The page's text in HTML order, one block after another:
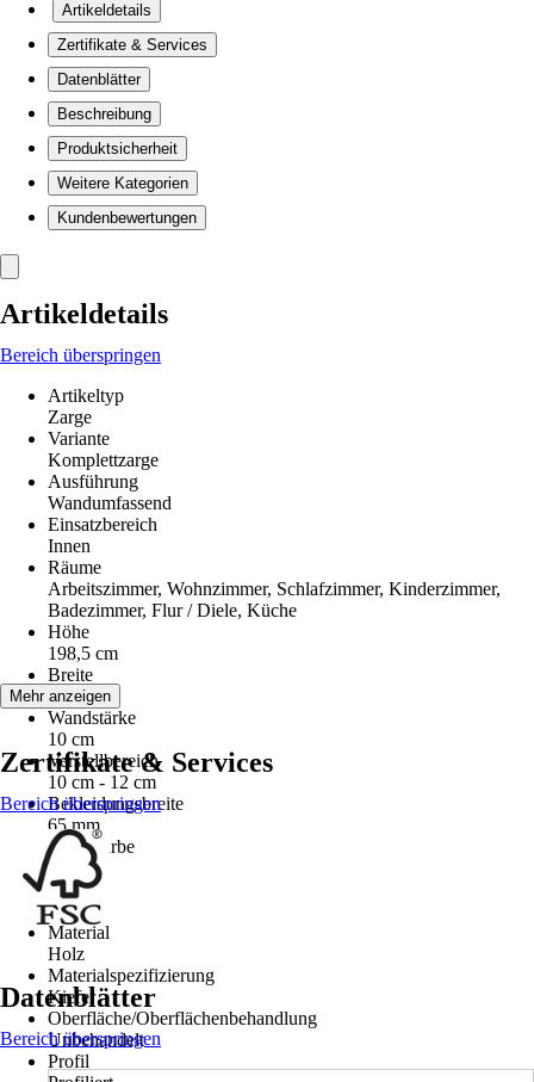
Artikeldetails
Zertifikate & Services
Datenblätter
Beschreibung
Produktsicherheit
Weitere Kategorien
Kundenbewertungen
Artikeldetails
Bereich überspringen
Artikeltyp
Zarge
Variante
Komplettzarge
Ausführung
Wandumfassend
Einsatzbereich
Innen
Räume
Arbeitszimmer, Wohnzimmer, Schlafzimmer, Kinderzimmer,
Badezimmer, Flur / Diele, Küche
Höhe
198,5 cm
Breite
61 cm
Wandstärke
10 cm
Verstellbereich
10 cm - 12 cm
Bekleidungsbreite
65 mm
Grundfarbe
Holz
Farbton
Kiefer
Material
Holz
Materialspezifizierung
Kiefer
Oberfläche/Oberflächenbehandlung
Unbehandelt
Profil
Mehr anzeigen
Zertifikate & Services
Bereich überspringen
Datenblätter
Bereich überspringen